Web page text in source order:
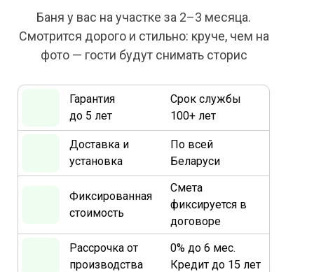
Гарантия
до 5 лет
Срок службы
100+ лет
Доставка и
установка
По всей
Беларуси
Фиксированная
стоимость
Смета
фиксируется в
договоре
Рассрочка от
производства
0% до 6 мес.
Кредит до 15 лет
Баня у вас на участке за 2–3 месяца.
Смотрится дорого и стильно: круче, чем на
фото — гости будут снимать сторис